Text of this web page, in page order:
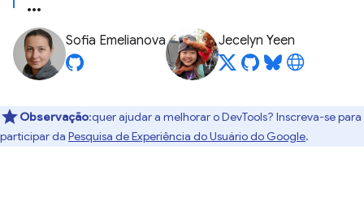
Sofia Emelianova Jecelyn Yeen
Observação:quer ajudar a melhorar o DevTools? Inscreva-se para
participar da Pesquisa de Experiência do Usuário do Google.